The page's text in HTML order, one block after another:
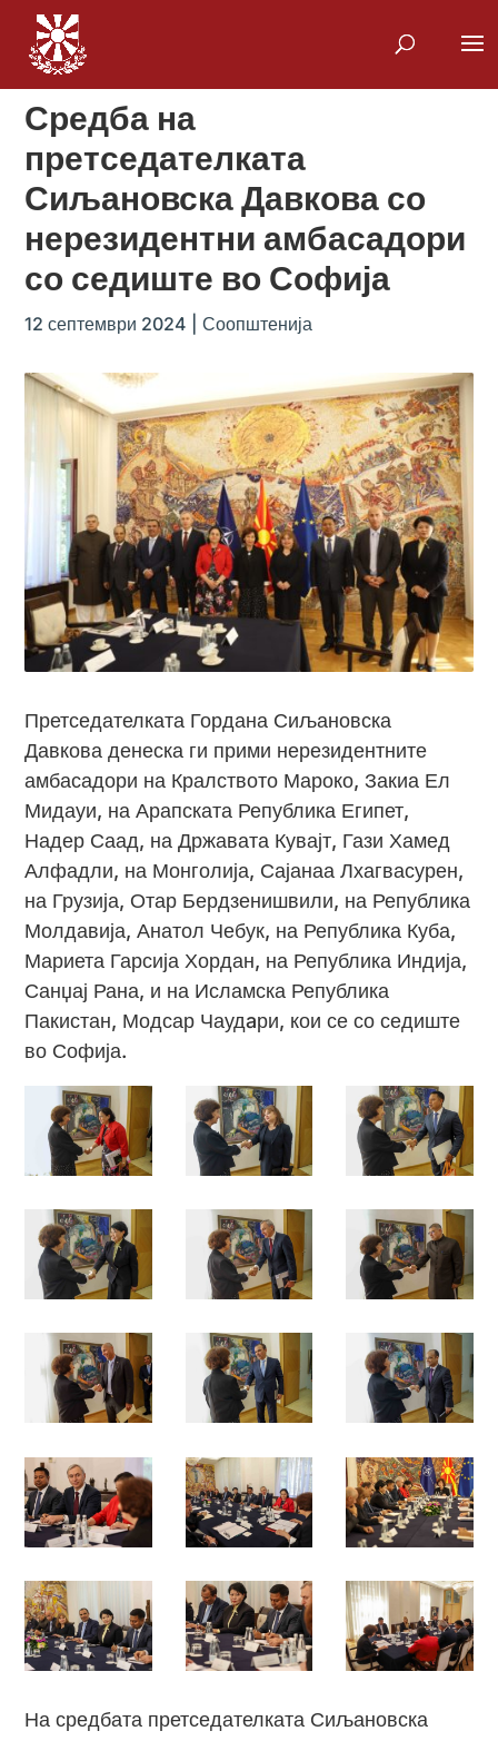
Средба на
претседателката
Сиљановска Давкова со
нерезидентни амбасадори
со седиште во Софија
12 септември 2024 |Соопштенија
Претседателката Гордана Сиљановска
Давкова денеска ги прими нерезидентните
амбасадори на Кралството Мароко, Закиа Ел
Мидауи, на Арапската Република Египет,
Надер Саад, на Државата Кувајт, Гази Хамед
Алфадли, на Монголија, Сајанаа Лхагвасурен,
на Грузија, Отар Бердзенишвили, на Република
Молдавија, Анатол Чебук, на Република Куба,
Мариета Гарсија Хордан, на Република Индија,
Санџај Рана, и на Исламска Република
Пакистан, Модсар Чаудaри, кои се со седиште
во Софија.
На средбата претседателката Сиљановска